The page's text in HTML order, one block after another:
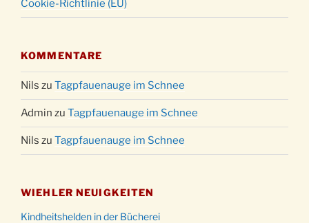
Cookie-Richtlinie (EU)
KOMMENTARE
Nils zu Tagpfauenauge im Schnee
Admin zu Tagpfauenauge im Schnee
Nils zu Tagpfauenauge im Schnee
WIEHLER NEUIGKEITEN
Kindheitshelden in der Bücherei